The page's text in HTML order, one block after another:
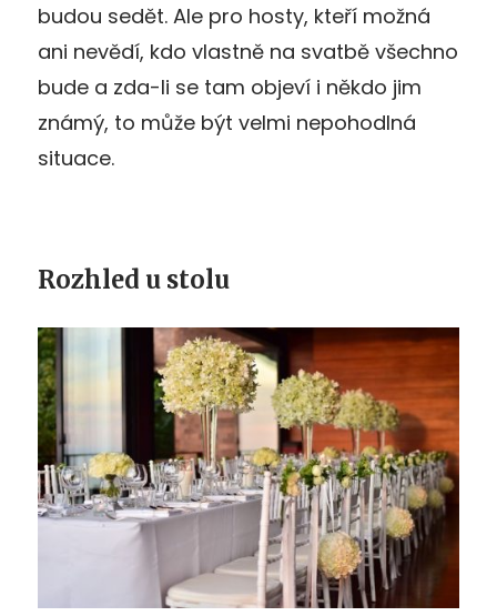
budou sedět. Ale pro hosty, kteří možná
ani nevědí, kdo vlastně na svatbě všechno
bude a zda-li se tam objeví i někdo jim
známý, to může být velmi nepohodlná
situace.
Rozhled u stolu